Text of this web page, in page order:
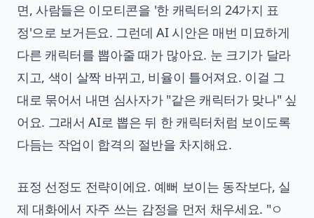
면, 사람들은 이모티콘을 '한 캐릭터의 24가지 표
정'으로 보거든요. 그런데 AI 시안은 매번 미묘하게
다른 캐릭터를 뽑아줄 때가 많아요. 눈 크기가 달라
지고, 색이 살짝 바뀌고, 비율이 틀어져요. 이걸 그
대로 묶어서 내면 심사자가 "같은 캐릭터가 맞나" 싶
어요. 그래서 AI로 뽑은 뒤 한 캐릭터처럼 보이도록
다듬는 작업이 합격의 절반을 차지해요.
표정 선정도 전략이에요. 예뻐 보이는 동작보다, 실
제 대화에서 자주 쓰는 감정을 먼저 채우세요. "ㅇ